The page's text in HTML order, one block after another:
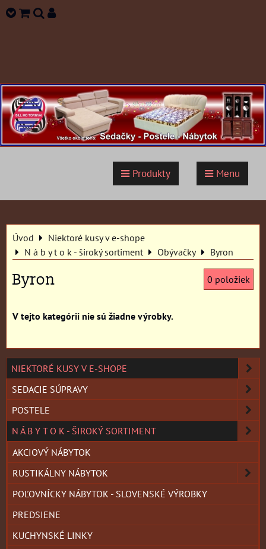
Produkty Menu
Úvod
Niektoré kusy v e-shope
N á b y t o k - široký sortiment
Obývačky Byron
Byron 0 položiek
NIEKTORÉ KUSY V E-SHOPE
SEDACIE SÚPRAVY
POSTELE
N Á B Y T O K - ŠIROKÝ SORTIMENT
AKCIOVÝ NÁBYTOK
RUSTIKÁLNY NÁBYTOK
POĽOVNÍCKY NÁBYTOK - SLOVENSKÉ VÝROBKY
PREDSIENE
KUCHYNSKÉ LINKY